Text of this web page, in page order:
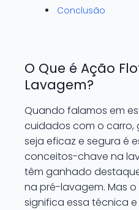
Conclusão
O Que é Ação
Lavagem?
Quando falamos em
cuidados com o carro,
seja eficaz e segura é
conceitos-chave na
têm ganhado
na pré-lavagem. Mas
significa essa técnica